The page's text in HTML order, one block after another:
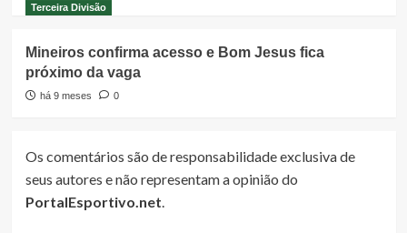
Terceira Divisão
Mineiros confirma acesso e Bom Jesus fica
próximo da vaga
há 9 meses 0
Os comentários são de responsabilidade exclusiva de
seus autores e não representam a opinião do
PortalEsportivo.net